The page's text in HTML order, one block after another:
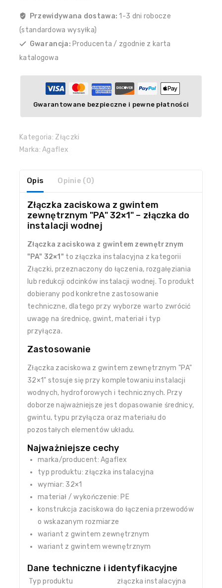
Przewidywana dostawa: 1-3 dni robocze
(standardowa wysyłka)
Gwarancja: Producenta / zgodnie z karta
katalogowa
Gwarantowane bezpieczne i pewne płatności
Kategoria: Złączki
Marka:Agaflex
Opis Opinie (0)
Złączka zaciskowa z gwintem
zewnętrznym "PA" 32×1" – złączka do
instalacji wodnej
Złączka zaciskowa z gwintem zewnętrznym
"PA" 32×1" to złączka instalacyjna z kategorii
Złączki, przeznaczony do łączenia, rozgałęziania
lub redukcji odcinków instalacji wodnej. To produkt
dobierany pod konkretne zastosowanie
techniczne, dlatego przy wyborze warto zwrócić
uwagę na średnicę, gwint, materiał i typ
przyłącza.
Zastosowanie
Złączka zaciskowa z gwintem zewnętrznym "PA"
32×1" stosuje się przy kompletowaniu instalacji
wodnych, hydroforowych i technicznych. Przy
doborze najważniejsze jest dopasowanie średnicy,
gwintu, typu przyłącza oraz materiału do
pozostałych elementów układu.
Najważniejsze cechy
marka/producent: Agaflex
typ produktu: złączka instalacyjna
wymiar: 32×1
materiał / wykończenie: PE
konstrukcja zaciskowa do łączenia przewodów
o wskazanym rozmiarze
wariant z gwintem zewnętrznym
wariant z gwintem wewnętrznym
Dane techniczne i identyfikacyjne
Typ produktu złączka instalacyjna